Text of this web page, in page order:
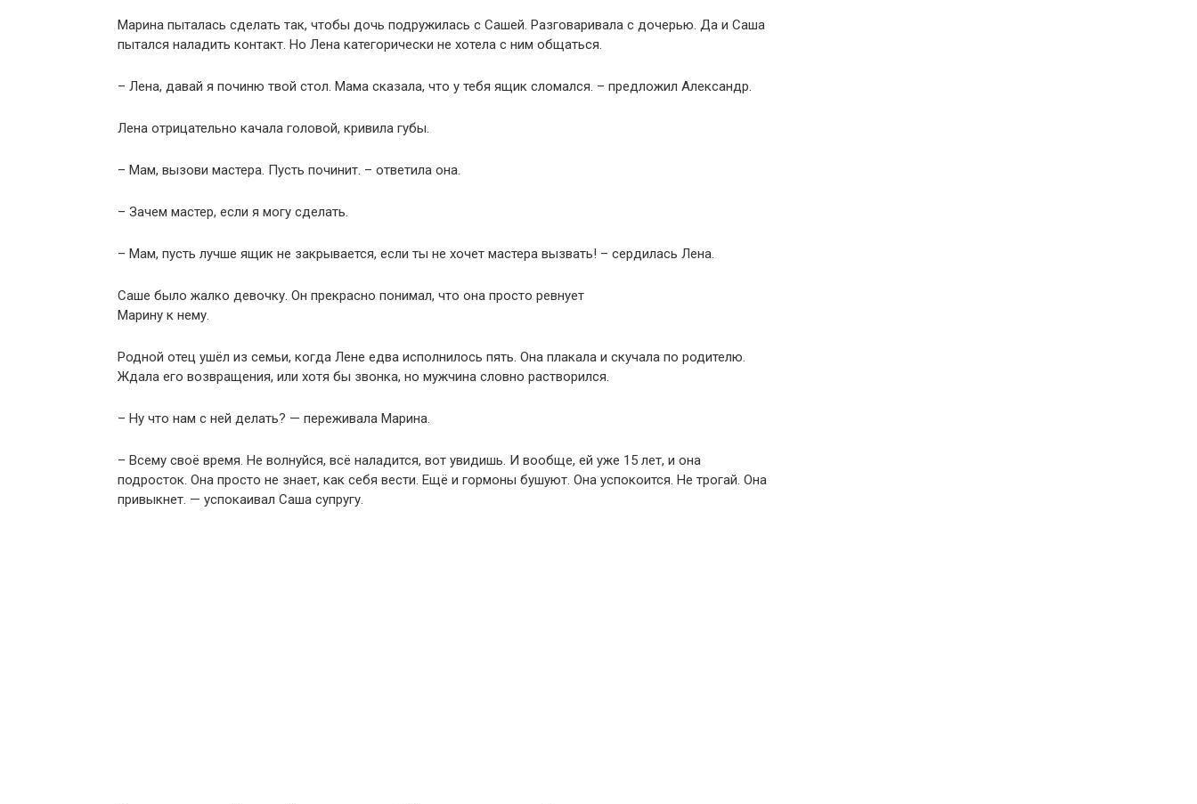
Марина пыталась сделать так, чтобы дочь подружилась с Сашей. Разговаривала с дочерью. Да и Саша
пытался наладить контакт. Но Лена категорически не хотела с ним общаться.
– Лена, давай я починю твой стол. Мама сказала, что у тебя ящик сломался. – предложил Александр.
Лена отрицательно качала головой, кривила губы.
– Мам, вызови мастера. Пусть починит. – ответила она.
– Зачем мастер, если я могу сделать.
– Мам, пусть лучше ящик не закрывается, если ты не хочет мастера вызвать! – сердилась Лена.
Саше было жалко девочку. Он прекрасно понимал, что она просто ревнует
Марину к нему.
Родной отец ушёл из семьи, когда Лене едва исполнилось пять. Она плакала и скучала по родителю.
Ждала его возвращения, или хотя бы звонка, но мужчина словно растворился.
– Ну что нам с ней делать? — переживала Марина.
– Всему своё время. Не волнуйся, всё наладится, вот увидишь. И вообще, ей уже 15 лет, и она
подросток. Она просто не знает, как себя вести. Ещё и гормоны бушуют. Она успокоится. Не трогай. Она
привыкнет. — успокаивал Саша супругу.